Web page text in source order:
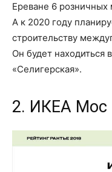
Ереване 6 розничных
А к 2020 году
строительству
Он будет находиться
«Селигерская».
2. ИКЕА Мос